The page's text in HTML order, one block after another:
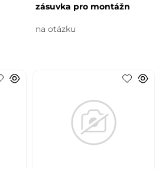
zásuvka pro montážn
na otázku